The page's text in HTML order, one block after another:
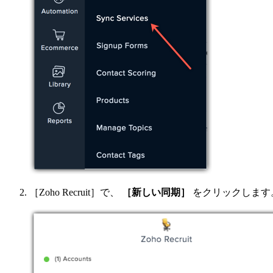
［Zoho Recruit］で、 ［新しい同期］ をクリックします